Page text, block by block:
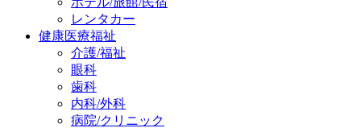
レンタカー
健康医療福祉
介護/福祉
眼科
歯科
内科/外科
病院/クリニック